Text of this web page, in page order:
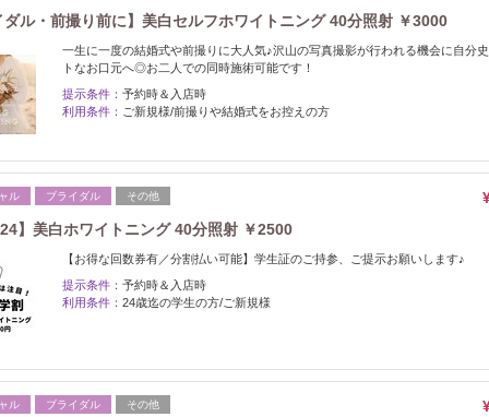
ダル・前撮り前に】美白セルフホワイトニング 40分照射 ￥3000
一生に一度の結婚式や前撮りに大人気♪沢山の写真撮影が行われる機会に自分
トなお口元へ◎お二人での同時施術可能です！
提示条件： 予約時＆入店時
利用条件： ご新規様/前撮りや結婚式をお控えの方
ル ブライダル その他
】美白ホワイトニング 40分照射 ￥2500
【お得な回数券有／分割払い可能】学生証のご持参、ご提示お願いします♪
提示条件： 予約時＆入店時
利用条件： 24歳迄の学生の方/ご新規様
ル ブライダル その他